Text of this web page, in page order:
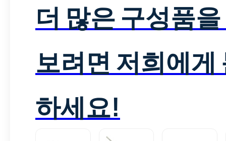
더 많은 구성품
보려면 저희에게
하세요!